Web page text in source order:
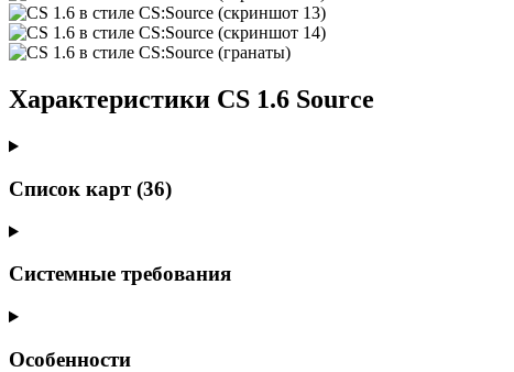
Характеристики CS 1.6 Source
Список карт (36)
Системные требования
Особенности